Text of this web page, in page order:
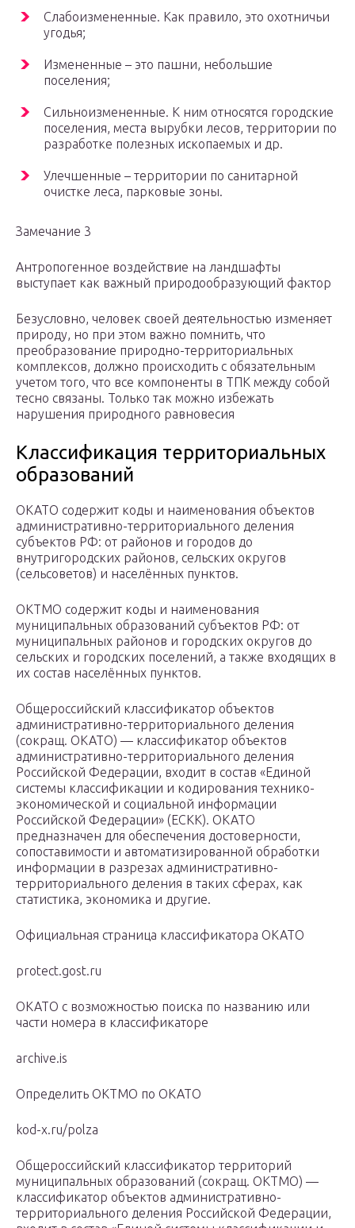
Слабоизмененные. Как правило, это охотничьи
угодья;
Измененные – это пашни, небольшие
поселения;
Сильноизмененные. К ним относятся городские
поселения, места вырубки лесов, территории по
разработке полезных ископаемых и др.
Улечшенные – территории по санитарной
очистке леса, парковые зоны.
Замечание 3
Антропогенное воздействие на ландшафты
выступает как важный природообразующий фактор
Безусловно, человек своей деятельностью изменяет
природу, но при этом важно помнить, что
преобразование природно-территориальных
комплексов, должно происходить с обязательным
учетом того, что все компоненты в ТПК между собой
тесно связаны. Только так можно избежать
нарушения природного равновесия
Классификация территориальных
образований
ОКАТО содержит коды и наименования объектов
административно-территориального деления
субъектов РФ: от районов и городов до
внутригородских районов, сельских округов
(сельсоветов) и населённых пунктов.
ОКТМО содержит коды и наименования
муниципальных образований субъектов РФ: от
муниципальных районов и городских округов до
сельских и городских поселений, а также входящих в
их состав населённых пунктов.
Общероссийский классификатор объектов
административно-территориального деления
(сокращ. ОКАТО) — классификатор объектов
административно-территориального деления
Российской Федерации, входит в состав «Единой
системы классификации и кодирования технико-
экономической и социальной информации
Российской Федерации» (ЕСКК). ОКАТО
предназначен для обеспечения достоверности,
сопоставимости и автоматизированной обработки
информации в разрезах административно-
территориального деления в таких сферах, как
статистика, экономика и другие.
Официальная страница классификатора ОКАТО
protect.gost.ru
ОКАТО с возможностью поиска по названию или
части номера в классификаторе
archive.is
Определить ОКТМО по ОКАТО
kod-x.ru/polza
Общероссийский классификатор территорий
муниципальных образований (сокращ. ОКТМО) —
классификатор объектов административно-
территориального деления Российской Федерации,